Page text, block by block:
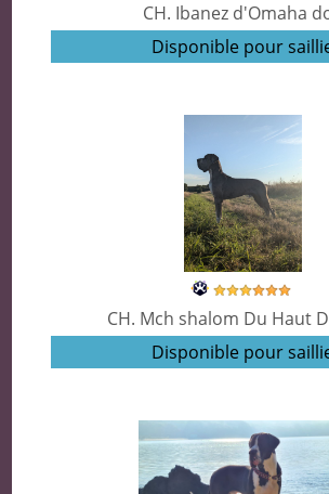
CH. Ibanez d'Omaha
Disponible pour
CH. Mch shalom Du Haut
Disponible pour